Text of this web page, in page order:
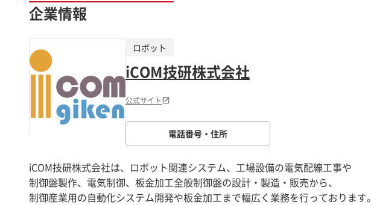
企業情報
iCOM技研株式会社
ロボット
公式サイト
電話番号・住所
iCOM技研株式会社は、ロボット関連システム、工場設備の電気配線工事や
制御盤製作、電気制御、板金加工全般制御盤の設計・製造・販売から、
制御産業用の自動化システム開発や板金加工まで幅広く業務を行っております。